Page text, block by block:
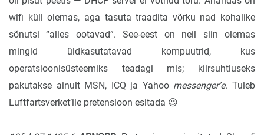
wifi küll olemas, aga tasuta traadita võrku nad kohalike
sõnutsi “alles ootavad”. See-eest on neil siin olemas
mingid üldkasutatavad kompuutrid, kus
operatsioonisüsteemiks teadagi mis; kiirsuhtluseks
pakutakse ainult MSN, ICQ ja Yahoo messenger’e. Tuleb
Luftfartsverket’ile pretensioon esitada 😉